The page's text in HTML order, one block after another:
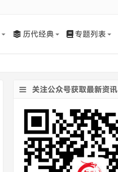
历代经典 专题列表
关注公众号获取最新资讯